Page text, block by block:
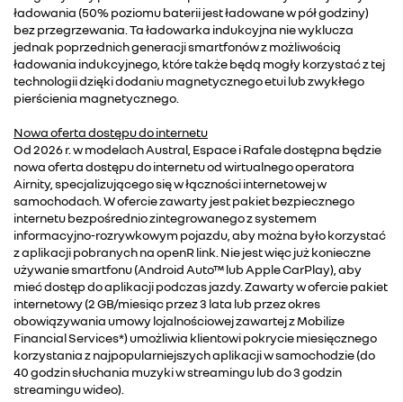
ładowania (50% poziomu baterii jest ładowane w pół godziny)
bez przegrzewania. Ta ładowarka indukcyjna nie wyklucza
jednak poprzednich generacji smartfonów z możliwością
ładowania indukcyjnego, które także będą mogły korzystać z tej
technologii dzięki dodaniu magnetycznego etui lub zwykłego
pierścienia magnetycznego.
Nowa oferta dostępu do internetu
Od 2026 r. w modelach Austral, Espace i Rafale dostępna będzie
nowa oferta dostępu do internetu od wirtualnego operatora
Airnity, specjalizującego się w łączności internetowej w
samochodach. W ofercie zawarty jest pakiet bezpiecznego
internetu bezpośrednio zintegrowanego z systemem
informacyjno-rozrywkowym pojazdu, aby można było korzystać
z aplikacji pobranych na openR link. Nie jest więc już konieczne
używanie smartfonu (Android Auto™ lub Apple CarPlay), aby
mieć dostęp do aplikacji podczas jazdy. Zawarty w ofercie pakiet
internetowy (2 GB/miesiąc przez 3 lata lub przez okres
obowiązywania umowy lojalnościowej zawartej z Mobilize
Financial Services*) umożliwia klientowi pokrycie miesięcznego
korzystania z najpopularniejszych aplikacji w samochodzie (do
40 godzin słuchania muzyki w streamingu lub do 3 godzin
streamingu wideo).